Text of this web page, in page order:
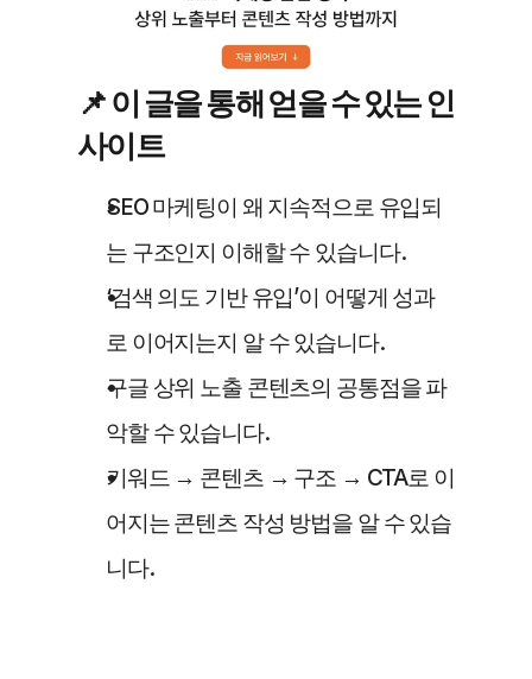
📌 이 글을 통해 얻을 수 있는 인
사이트
SEO 마케팅이 왜 지속적으로 유입되
는 구조인지 이해할 수 있습니다.
‘검색 의도 기반 유입’이 어떻게 성과
로 이어지는지 알 수 있습니다.
구글 상위 노출 콘텐츠의 공통점을 파
악할 수 있습니다.
키워드 → 콘텐츠 → 구조 → CTA로 이
어지는 콘텐츠 작성 방법을 알 수 있습
니다.